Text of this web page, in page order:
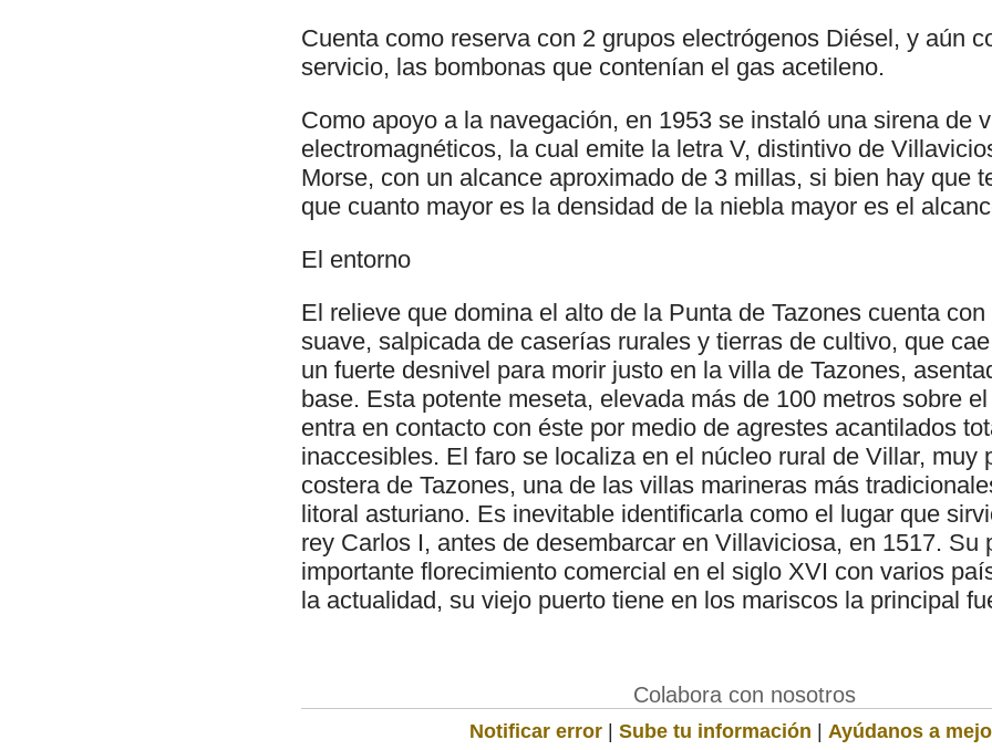
Cuenta como reserva con 2 grupos electrógenos Diésel, y aún
servicio, las bombonas que contenían el gas acetileno.
Como apoyo a la navegación, en 1953 se instaló una sirena de
electromagnéticos, la cual emite la letra V, distintivo de
Morse, con un alcance aproximado de 3 millas, si bien hay que
que cuanto mayor es la densidad de la niebla mayor es el
El entorno
El relieve que domina el alto de la Punta de Tazones cuenta
suave, salpicada de caserías rurales y tierras de cultivo, que
un fuerte desnivel para morir justo en la villa de Tazones,
base. Esta potente meseta, elevada más de 100 metros sobre
entra en contacto con éste por medio de agrestes acantilados
inaccesibles. El faro se localiza en el núcleo rural de Villar, muy
costera de Tazones, una de las villas marineras más
litoral asturiano. Es inevitable identificarla como el lugar que
rey Carlos I, antes de desembarcar en Villaviciosa, en 1517. Su
importante florecimiento comercial en el siglo XVI con varios
la actualidad, su viejo puerto tiene en los mariscos la principal
Colabora con nosotros
Notificar error | Sube tu información | Ayúdanos a